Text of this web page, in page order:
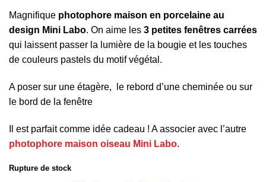
Magnifique photophore maison en porcelaine au
design Mini Labo. On aime les 3 petites fenêtres carrées
qui laissent passer la lumière de la bougie et les touches
de couleurs pastels du motif végétal.
A poser sur une étagère, le rebord d’une cheminée ou sur
le bord de la fenêtre
Il est parfait comme idée cadeau ! A associer avec l’autre
photophore maison oiseau Mini Labo.
Rupture de stock